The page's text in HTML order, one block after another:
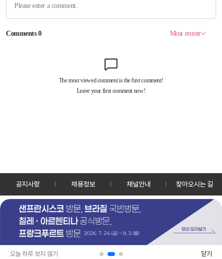
오늘 하루 보지 않기 닫기
공지사항 채용정보 채널안내 찾아오시는 길
30128 세종특별자치시 정부2청사로 13 한국정책방송원 KTV
TEL: 044-204-8000
Copyrightⓒ KTV 국민방송 All Rights Reserved.